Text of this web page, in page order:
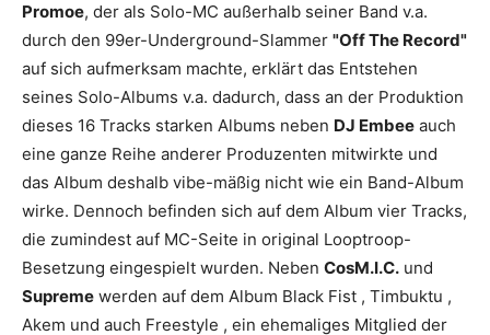
Promoe, der als Solo-MC außerhalb seiner Band v.a.
durch den 99er-Underground-Slammer "Off The Record"
auf sich aufmerksam machte, erklärt das Entstehen
seines Solo-Albums v.a. dadurch, dass an der Produktion
dieses 16 Tracks starken Albums neben DJ Embee auch
eine ganze Reihe anderer Produzenten mitwirkte und
das Album deshalb vibe-mäßig nicht wie ein Band-Album
wirke. Dennoch befinden sich auf dem Album vier Tracks,
die zumindest auf MC-Seite in original Looptroop-
Besetzung eingespielt wurden. Neben CosM.I.C. und
Supreme werden auf dem Album Black Fist , Timbuktu ,
Akem und auch Freestyle , ein ehemaliges Mitglied der